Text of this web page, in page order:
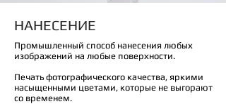
НАНЕСЕНИЕ
Промышленный способ нанесения любых
изображений на любые поверхности.
Печать фотографического качества, яркими
насыщенными цветами, которые не выгорают
со временем.